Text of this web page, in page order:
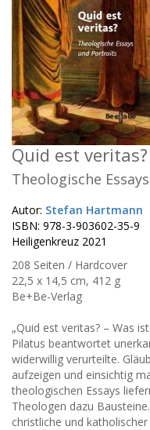
Quid est veritas?
Theologische
Autor: Stefan Hartmann
ISBN: 978-3-903602-35-9
Heiligenkreuz 2021
208 Seiten / Hardcover
22,5 x 14,5 cm, 412 g
Be+Be-Verlag
„Quid est veritas? – Was
Pilatus beantwortet
widerwillig verurteilte.
aufzeigen und einsichtig
theologischen Essays
Theologen dazu
christliche und